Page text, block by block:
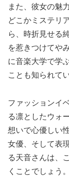
また、彼女の魅
どこかミステリ
ら、時折見せる
を惹きつけてや
に音楽大学で学
ことも知られて
ファッションイ
る凛としたウォ
想いで心優しい
女優、そして表
る天音さんは、
くことでしょう。